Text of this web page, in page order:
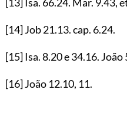
[14]Job21.13. cap. 6.24.
[15]Isa.8.20e34.16. João
[16]João 12.10, 11.